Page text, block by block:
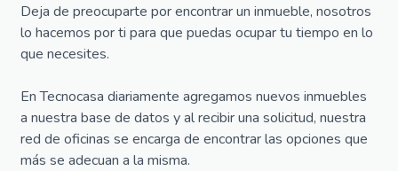
Deja de preocuparte por encontrar un inmueble, nosotros
lo hacemos por ti para que puedas ocupar tu tiempo en lo
que necesites.
En Tecnocasa diariamente agregamos nuevos inmuebles
a nuestra base de datos y al recibir una solicitud, nuestra
red de oficinas se encarga de encontrar las opciones que
más se adecuan a la misma.